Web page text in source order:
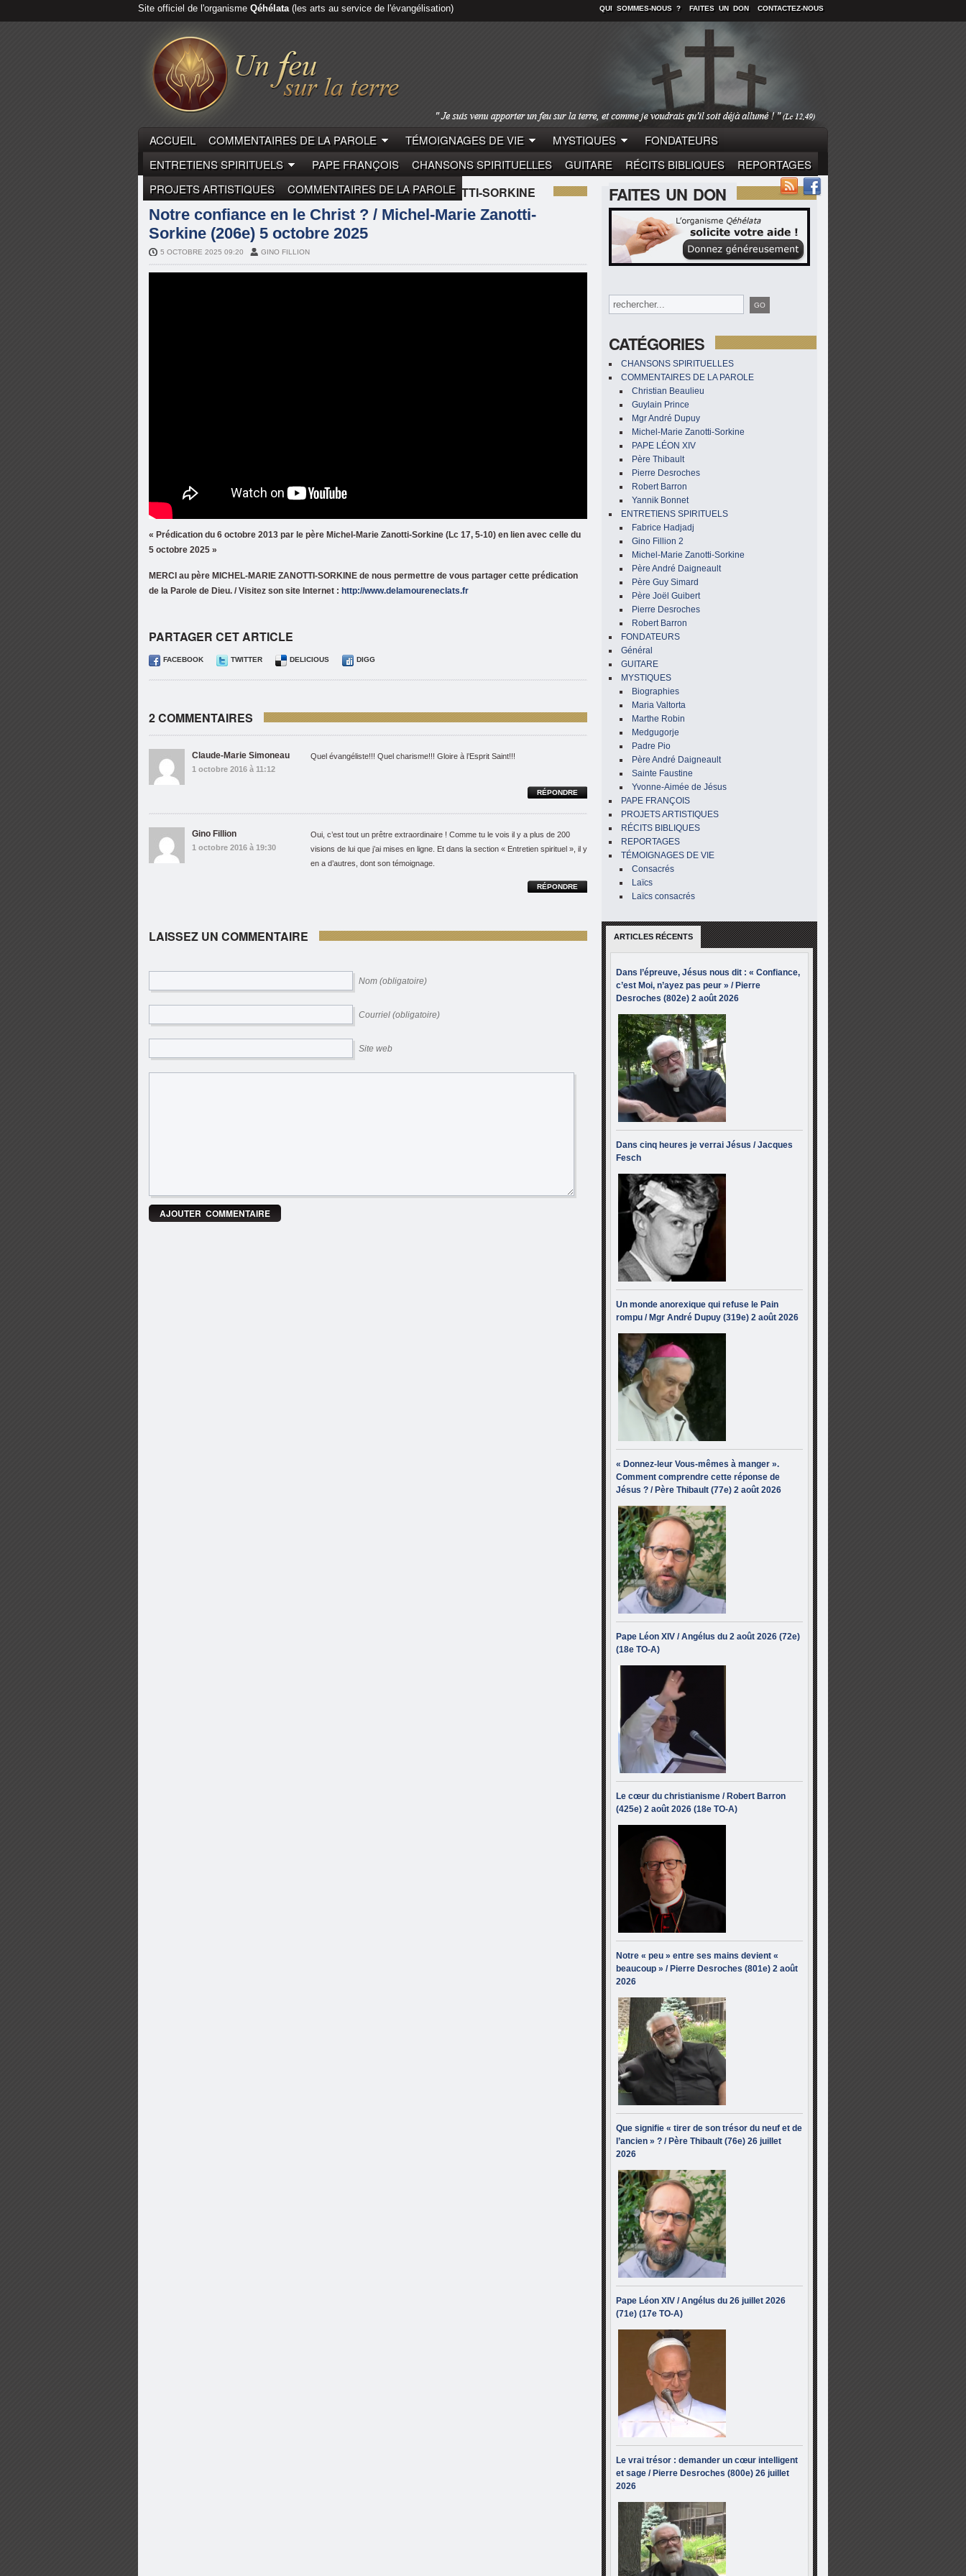
Site officiel de l'organisme Qéhélata(les arts au service de l'évangélisation) QUI SOMMES-NOUS ? FAITES UN DON CONTACTEZ-NOUS
ACCUEIL COMMENTAIRES DE LA PAROLE TÉMOIGNAGES DE VIE MYSTIQUES
FONDATEURS
ENTRETIENS SPIRITUELS
PAPE FRANÇOIS CHANSONS SPIRITUELLES GUITARE RÉCITS BIBLIQUES
REPORTAGES
PROJETS ARTISTIQUES
COMMENTAIRES DE LA PAROLE FAITES UN DON
CATÉGORIES
CHANSONS SPIRITUELLES
COMMENTAIRES DE LA PAROLE
Christian Beaulieu
Guylain Prince
Mgr André Dupuy
Michel-Marie Zanotti-Sorkine
PAPE LÉON XIV
Père Thibault
Pierre Desroches
Robert Barron
Yannik Bonnet
ENTRETIENS SPIRITUELS
Fabrice Hadjadj
Gino Fillion 2
Michel-Marie Zanotti-Sorkine
Père André Daigneault
Père Guy Simard
Père Joël Guibert
Pierre Desroches
Robert Barron
FONDATEURS
Général
GUITARE
MYSTIQUES
Biographies
Maria Valtorta
Marthe Robin
Medgugorje
Padre Pio
Père André Daigneault
Sainte Faustine
Yvonne-Aimée de Jésus
PAPE FRANÇOIS
PROJETS ARTISTIQUES
RÉCITS BIBLIQUES
REPORTAGES
TÉMOIGNAGES DE VIE
Consacrés
Laïcs
Laïcs consacrés
ARTICLES RÉCENTS
Dans l’épreuve, Jésus nous dit : « Confiance,
c’est Moi, n’ayez pas peur » / Pierre
Desroches (802e) 2 août 2026
Dans cinq heures je verrai Jésus / Jacques
Fesch
Un monde anorexique qui refuse le Pain
rompu / Mgr André Dupuy (319e) 2 août 2026
« Donnez-leur Vous-mêmes à manger ».
Comment comprendre cette réponse de
Jésus ? / Père Thibault (77e) 2 août 2026
Pape Léon XIV / Angélus du 2 août 2026 (72e)
(18e TO-A)
Le cœur du christianisme / Robert Barron
(425e) 2 août 2026 (18e TO-A)
Notre « peu » entre ses mains devient «
beaucoup » / Pierre Desroches (801e) 2 août
2026
Que signifie « tirer de son trésor du neuf et de
l’ancien » ? / Père Thibault (76e) 26 juillet
2026
Pape Léon XIV / Angélus du 26 juillet 2026
(71e) (17e TO-A)
Le vrai trésor : demander un cœur intelligent
et sage / Pierre Desroches (800e) 26 juillet
2026
COMMENTAIRES DE LA PAROLE MICHEL-MARIE ZANOTTI-SORKINE
Notre confiance en le Christ ? / Michel-Marie Zanotti-
Sorkine (206e) 5 octobre 2025
5 OCTOBRE 2025 09:20 GINO FILLION
« Prédication du 6 octobre 2013 par le père Michel-Marie Zanotti-Sorkine (Lc 17, 5-10) en lien avec celle du
5 octobre 2025 »
MERCI au père MICHEL-MARIE ZANOTTI-SORKINE de nous permettre de vous partager cette prédication
de la Parole de Dieu. / Visitez son site Internet : http://www.delamoureneclats.fr
PARTAGER CET ARTICLE
FACEBOOK TWITTER DELICIOUS DIGG
2 COMMENTAIRES
Claude-Marie Simoneau
1 octobre 2016 à 11:12
Quel évangéliste!!! Quel charisme!!! Gloire à l’Esprit Saint!!!
RÉPONDRE
Gino Fillion
1 octobre 2016 à 19:30
Oui, c’est tout un prêtre extraordinaire ! Comme tu le vois il y a plus de 200
visions de lui que j’ai mises en ligne. Et dans la section « Entretien spirituel », il y
en a d’autres, dont son témoignage.
RÉPONDRE
LAISSEZ UN COMMENTAIRE
Nom (obligatoire)
Courriel (obligatoire)
Site web